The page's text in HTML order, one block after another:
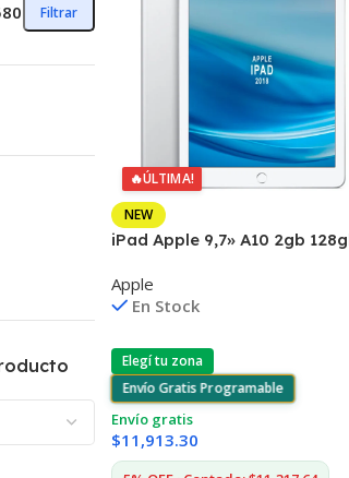
Filtrar
🔥ÚLTIMA!
NEW
iPad Apple 9,7» A10 2gb
Apple
En Stock
Elegí tu zona
Envío Gratis Programable
Envío gratis
$11,913.30